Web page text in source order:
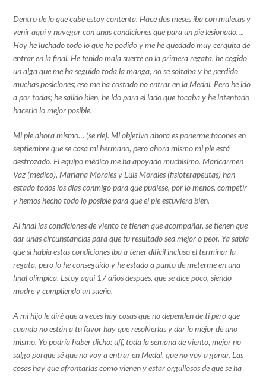
Dentro de lo que cabe estoy contenta. Hace dos meses iba con muletas y
venir aquí y navegar con unas condiciones que para un pie lesionado….
Hoy he luchado todo lo que he podido y me he quedado muy cerquita de
entrar en la final. He tenido mala suerte en la primera regata, he cogido
un alga que me ha seguido toda la manga, no se soltaba y he perdido
muchas posiciones; eso me ha costado no entrar en la Medal. Pero he ido
a por todas; he salido bien, he ido para el lado que tocaba y he intentado
hacerlo lo mejor posible.
Mi pie ahora mismo… (se ríe). Mi objetivo ahora es ponerme tacones en
septiembre que se casa mi hermano, pero ahora mismo mi pie está
destrozado. El equipo médico me ha apoyado muchísimo. Maricarmen
Vaz (médico), Mariana Morales y Luis Morales (fisioterapeutas) han
estado todos los días conmigo para que pudiese, por lo menos, competir
y hemos hecho todo lo posible para que el pie estuviera bien.
Al final las condiciones de viento te tienen que acompañar, se tienen que
dar unas circunstancias para que tu resultado sea mejor o peor. Ya sabía
que si había estas condiciones iba a tener difícil incluso el terminar la
regata, pero lo he conseguido y he estado a punto de meterme en una
final olímpica. Estoy aquí 17 años después, que se dice poco, siendo
madre y cumpliendo un sueño.
A mi hijo le diré que a veces hay cosas que no dependen de ti pero que
cuando no están a tu favor hay que resolverlas y dar lo mejor de uno
mismo. Yo podría haber dicho: uff, toda la semana de viento, mejor no
salgo porque sé que no voy a entrar en Medal, que no voy a ganar. Las
cosas hay que afrontarlas como vienen y estar orgullosos de que se ha